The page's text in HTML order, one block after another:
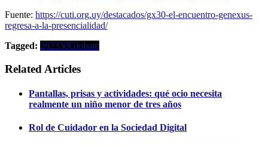
Fuente: https://cuti.org.uy/destacados/gx30-el-encuentro-genexus-
regresa-a-la-presencialidad/
Tagged: 202330Globant
Related Articles
Pantallas, prisas y actividades: qué ocio necesita
realmente un niño menor de tres años
Rol de Cuidador en la Sociedad Digital